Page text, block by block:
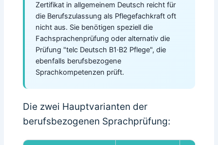
Zertifikat in allgemeinem Deutsch reicht für
die Berufszulassung als Pflegefachkraft oft
nicht aus. Sie benötigen speziell die
Fachsprachenprüfung oder alternativ die
Prüfung "telc Deutsch B1·B2 Pflege", die
ebenfalls berufsbezogene
Sprachkompetenzen prüft.
Die zwei Hauptvarianten der
berufsbezogenen Sprachprüfung: